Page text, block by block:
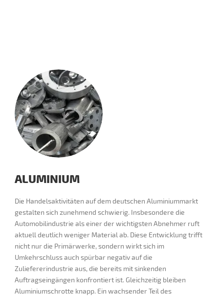
ALUMINIUM
Die Handelsaktivitäten auf dem deutschen Aluminiummarkt
gestalten sich zunehmend schwierig. Insbesondere die
Automobilindustrie als einer der wichtigsten Abnehmer ruft
aktuell deutlich weniger Material ab. Diese Entwicklung trifft
nicht nur die Primärwerke, sondern wirkt sich im
Umkehrschluss auch spürbar negativ auf die
Zuliefererindustrie aus, die bereits mit sinkenden
Auftragseingängen konfrontiert ist. Gleichzeitig bleiben
Aluminiumschrotte knapp. Ein wachsender Teil des